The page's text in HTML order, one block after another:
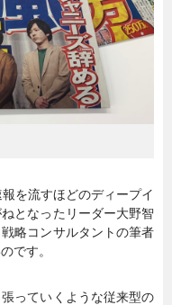
を流すほどのディープイ
となったリーダー大野智
略コンサルタントの筆者
です。
っていくような従来型の